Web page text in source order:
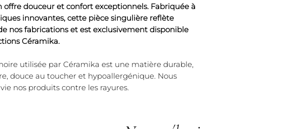
offre douceur et confort exceptionnels. Fabriquée à
innovantes, cette pièce singulière reflète
nos fabrications et est exclusivement disponible
Céramika.
utilisée par Céramika est une matière durable,
douce au toucher et hypoallergénique. Nous
nos produits contre les rayures.